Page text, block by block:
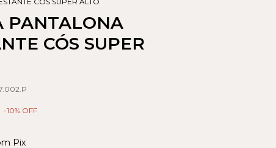
PANTALONA
CÓS SUPER
-10% OFF
Pix